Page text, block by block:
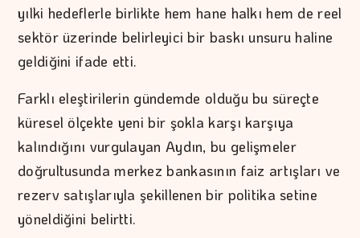
yılki hedeflerle birlikte hem hane halkı hem de reel
sektör üzerinde belirleyici bir baskı unsuru haline
geldiğini ifade etti.
Farklı eleştirilerin gündemde olduğu bu süreçte
küresel ölçekte yeni bir şokla karşı karşıya
kalındığını vurgulayan Aydın, bu gelişmeler
doğrultusunda merkez bankasının faiz artışları ve
rezerv satışlarıyla şekillenen bir politika setine
yöneldiğini belirtti.